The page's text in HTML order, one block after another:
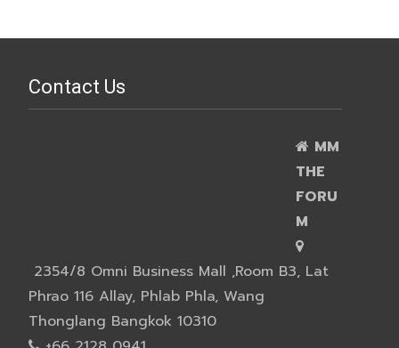
Contact Us
MM
THE
FORU
M
2354/8 Omni Business Mall ,Room B3, Lat
Phrao 116 Allay, Phlab Phla, Wang
Thonglang Bangkok 10310